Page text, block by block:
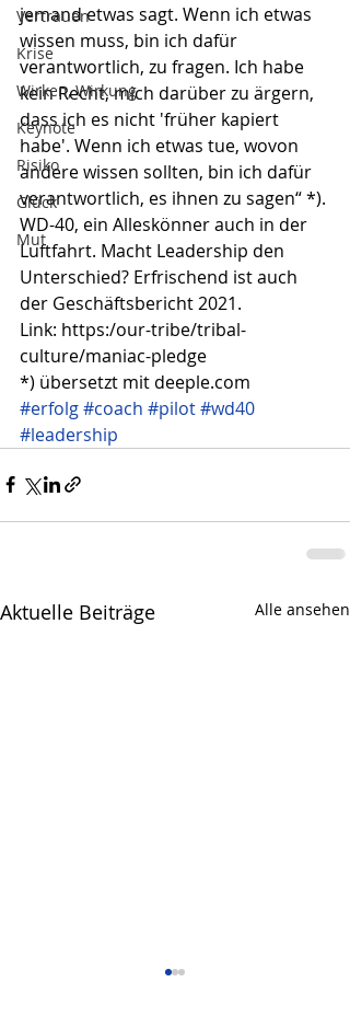
Vertrauen
Krise
Wirken, Wirkung
Keynote
Risiko
Glück
Mut
jemand etwas sagt. Wenn ich etwas
wissen muss, bin ich dafür
verantwortlich, zu fragen. Ich habe
kein Recht, mich darüber zu ärgern,
dass ich es nicht 'früher kapiert
habe'. Wenn ich etwas tue, wovon
andere wissen sollten, bin ich dafür
verantwortlich, es ihnen zu sagen“ *).
WD-40, ein Alleskönner auch in der
Luftfahrt. Macht Leadership den
Unterschied? Erfrischend ist auch
der Geschäftsbericht 2021.
Link: https:/our-tribe/tribal-
culture/maniac-pledge
*) übersetzt mit deeple.com
#erfolg#coach #pilot#wd40
#leadership
Aktuelle Beiträge Alle ansehen